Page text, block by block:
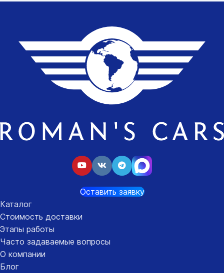
Оставить заявку
Каталог
Стоимость доставки
Этапы работы
Часто задаваемые вопросы
О компании
Блог